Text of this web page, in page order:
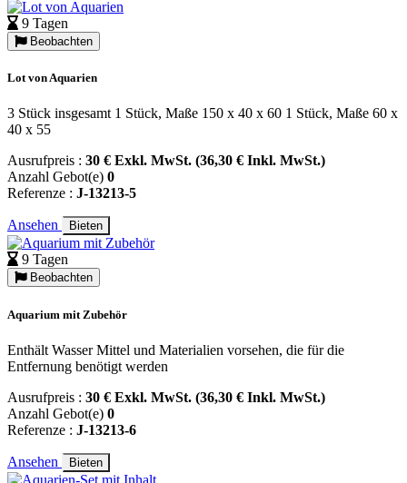
9 Tagen
Beobachten
Lot von Aquarien
3 Stück insgesamt 1 Stück, Maße 150 x 40 x 60 1 Stück, Maße 60 x
40 x 55
Ausrufpreis : 30 € Exkl. MwSt. (36,30 € Inkl. MwSt.)
Anzahl Gebot(e) 0
Referenze : J-13213-5
Ansehen Bieten
9 Tagen
Beobachten
Aquarium mit Zubehör
Enthält Wasser Mittel und Materialien vorsehen, die für die
Entfernung benötigt werden
Ausrufpreis : 30 € Exkl. MwSt. (36,30 € Inkl. MwSt.)
Anzahl Gebot(e) 0
Referenze : J-13213-6
Ansehen Bieten